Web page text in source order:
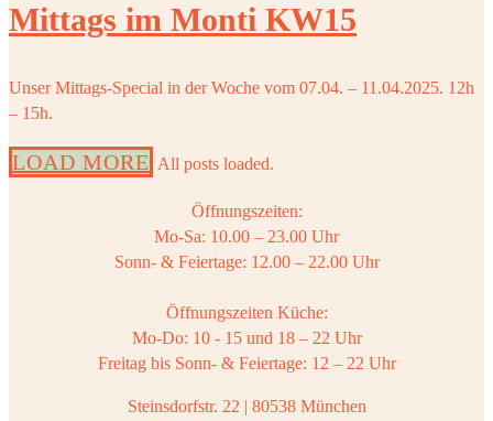
Mittags im Monti KW15
Unser Mittags-Special in der Woche vom 07.04. – 11.04.2025. 12h
– 15h.
LOAD MORE All posts loaded.
Öffnungszeiten:
Mo-Sa: 10.00 – 23.00 Uhr
Sonn- & Feiertage: 12.00 – 22.00 Uhr
Öffnungszeiten Küche:
Mo-Do: 10 - 15 und 18 – 22 Uhr
Freitag bis Sonn- & Feiertage: 12 – 22 Uhr
Steinsdorfstr. 22 | 80538 München